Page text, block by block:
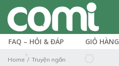
FAQ – HỎI & ĐÁP GIỎ HÀNG
Home Truyện ngắn